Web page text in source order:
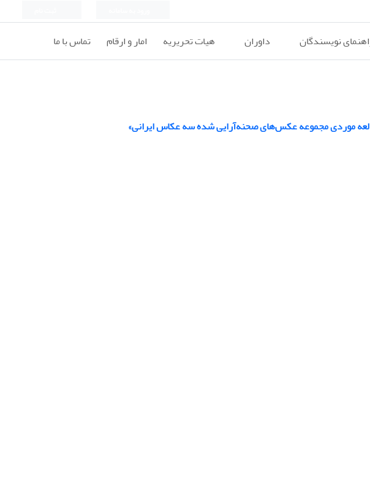
نویسندگان داوران هیات تحریریه امار و ارقام تماس با ما
موردی مجموعه عکس‌های صحنه‌آرایی شده سه عکاس ایرانی»